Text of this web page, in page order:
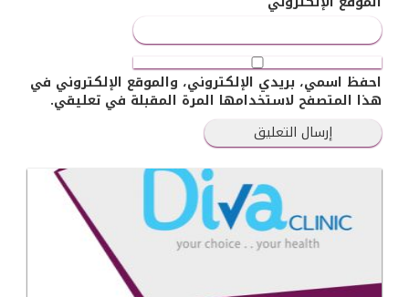
احفظ اسمي، بريدي الإلكتروني، والموقع الإلكتروني في
هذا المتصفح لاستخدامها المرة المقبلة في تعليقي.